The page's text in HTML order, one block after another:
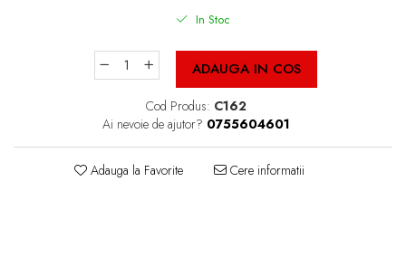
Cutii Fast Food Generic
Cutii Pizza Blank
Triunghiuri si accesorii pizza
In Stoc
ADAUGA IN COS
Cod Produs: C162
Ai nevoie de ajutor? 0755604601
Adauga la Favorite Cere informatii